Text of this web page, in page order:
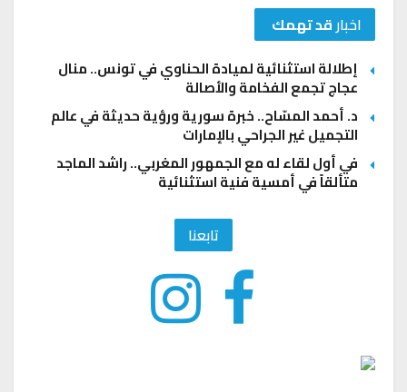
اخبارقد تهمك
إطلالة استثنائية لميادة الحناوي في تونس.. منال
عجاج تجمع الفخامة والأصالة
د. أحمد المسّاح.. خبرة سورية ورؤية حديثة في عالم
التجميل غير الجراحي بالإمارات
في أول لقاء له مع الجمهور المغربي.. راشد الماجد
متألقاً في أمسية فنية استثنائية
تابعنا